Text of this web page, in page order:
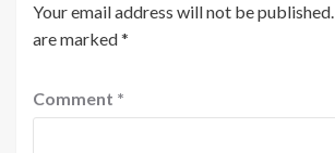
Your email address will not be published.
are marked*
Comment *